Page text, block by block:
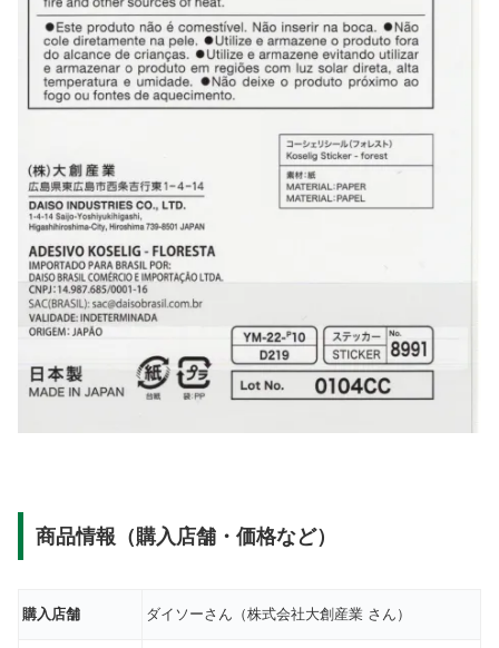
商品情報（購入店舗・価格など）
購入店舗 ダイソーさん（株式会社大創産業 さん）